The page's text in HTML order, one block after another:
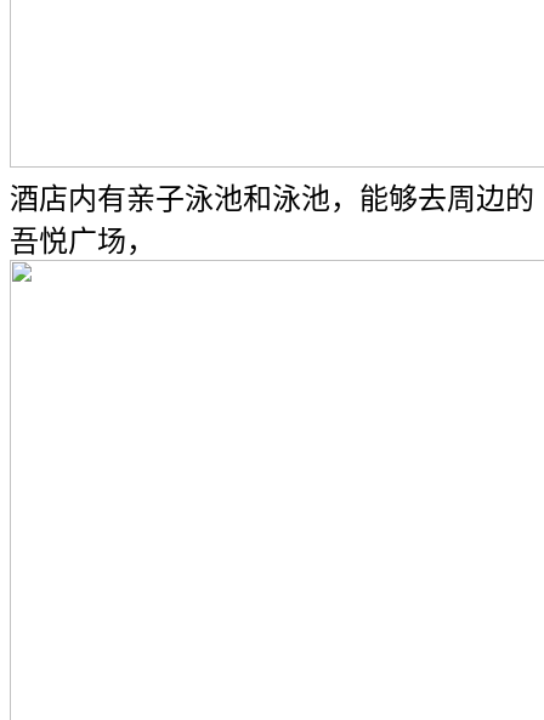
酒店内有亲子泳池和泳池，能够去周边的
吾悦广场，